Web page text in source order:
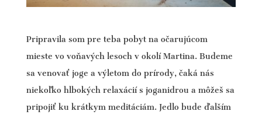
Pripravila som pre teba pobyt na očarujúcom
mieste vo voňavých lesoch v okolí Martina. Budeme
sa venovať joge a výletom do prírody, čaká nás
niekoľko hlbokých relaxácií s joganidrou a môžeš sa
pripojiť ku krátkym meditáciám. Jedlo bude ďalším